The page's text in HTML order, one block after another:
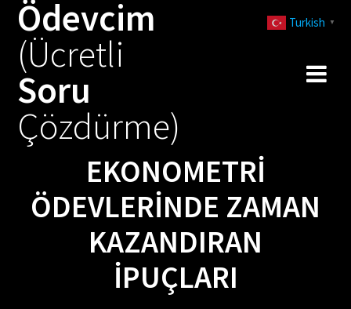
Ödevcim
(Ücretli
Soru
Çözdürme)
EKONOMETRI
ÖDEVLERINDE ZAMAN
KAZANDIRAN
İPUÇLARI
Turkish ▼